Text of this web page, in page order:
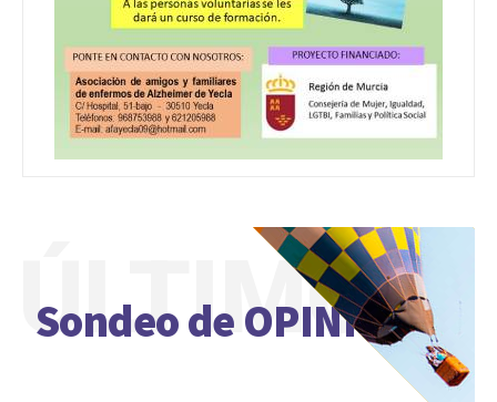
Sondeo de OPINIÓN
ÚLTIMO